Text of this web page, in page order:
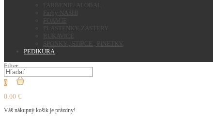
FARBENIE/ ALOBAL
Farby NASHI
FOAMIE
PLASTENKY, ZASTERY
RUKAVICE
SPONKY , STIPCE , PINETKY
PEDIKURA
Filter
0
0.00 €
Váš nákupný košík je prázdny!